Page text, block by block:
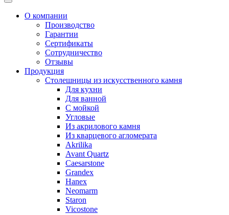
Toggle
navigationО компании
Производство
Гарантии
Сертификаты
Сотрудничество
Отзывы
Продукция
Столешницы из искусственного камня
Для кухни
Для ванной
С мойкой
Угловые
Из акрилового камня
Из кварцевого агломерата
Akrilika
Avant Quartz
Caesarstone
Grandex
Hanex
Neomarm
Staron
Vicostone